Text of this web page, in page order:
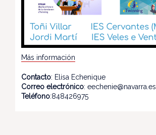
Más información
Contacto: Elisa Echenique
Correo electrónico: eechenie@navarra.es
Teléfono:848426975